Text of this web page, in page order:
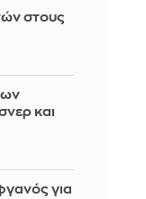
στους
και
για